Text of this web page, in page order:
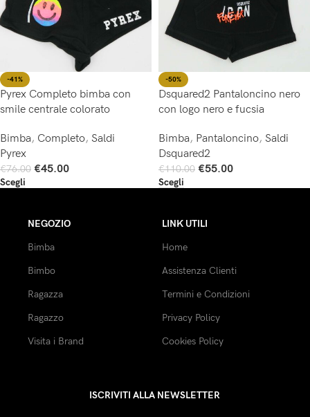
-41%
Pyrex Completo bimba con
smile centrale colorato
Bimba, Completo, Saldi
Pyrex
€76.00 €45.00
Scegli
-50%
Dsquared2 Pantaloncino nero
con logo nero e fucsia
Bimba, Pantaloncino, Saldi
Dsquared2
€110.00 €55.00
Scegli
NEGOZIO
Bimba
Bimbo
Ragazza
Ragazzo
Visita i Brand
LINK UTILI
Home
Assistenza Clienti
Termini e Condizioni
Privacy Policy
Cookies Policy
ISCRIVITI ALLA NEWSLETTER